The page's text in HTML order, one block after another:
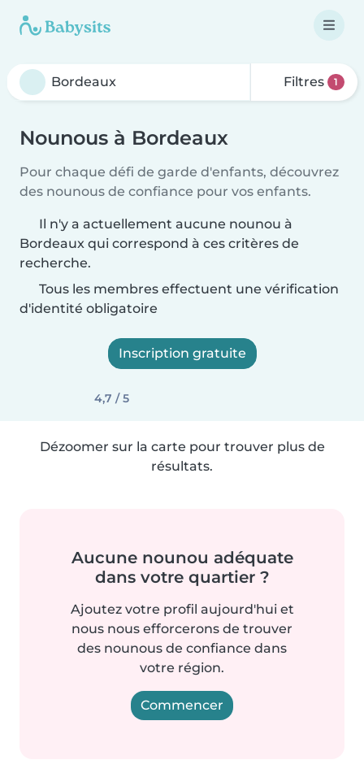
Filtres 1
Nounous à Bordeaux
Pour chaque défi de garde d'enfants, découvrez
des nounous de confiance pour vos enfants.
Il n'y a actuellement aucune nounou à
Bordeaux qui correspond à ces critères de
recherche.
Tous les membres effectuent une vérification
d'identité obligatoire
Inscription gratuite
4,7 / 5
Dézoomer sur la carte pour trouver plus de
résultats.
Aucune nounou adéquate
dans votre quartier ?
Ajoutez votre profil aujourd'hui et
nous nous efforcerons de trouver
des nounous de confiance dans
votre région.
Commencer